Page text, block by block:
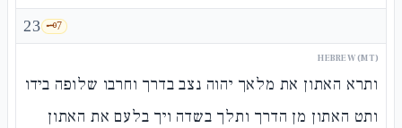
23 🗝️7
HEBREW (MT)
ותרא האתון את מלאך יהוה נצב בדרך וחרבו שלופה בידו
ותט האתון מן הדרך ותלך בשדה ויך בלעם את האתון